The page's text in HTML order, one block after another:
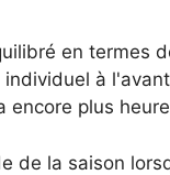
en termes
à
encore plus
de la saison